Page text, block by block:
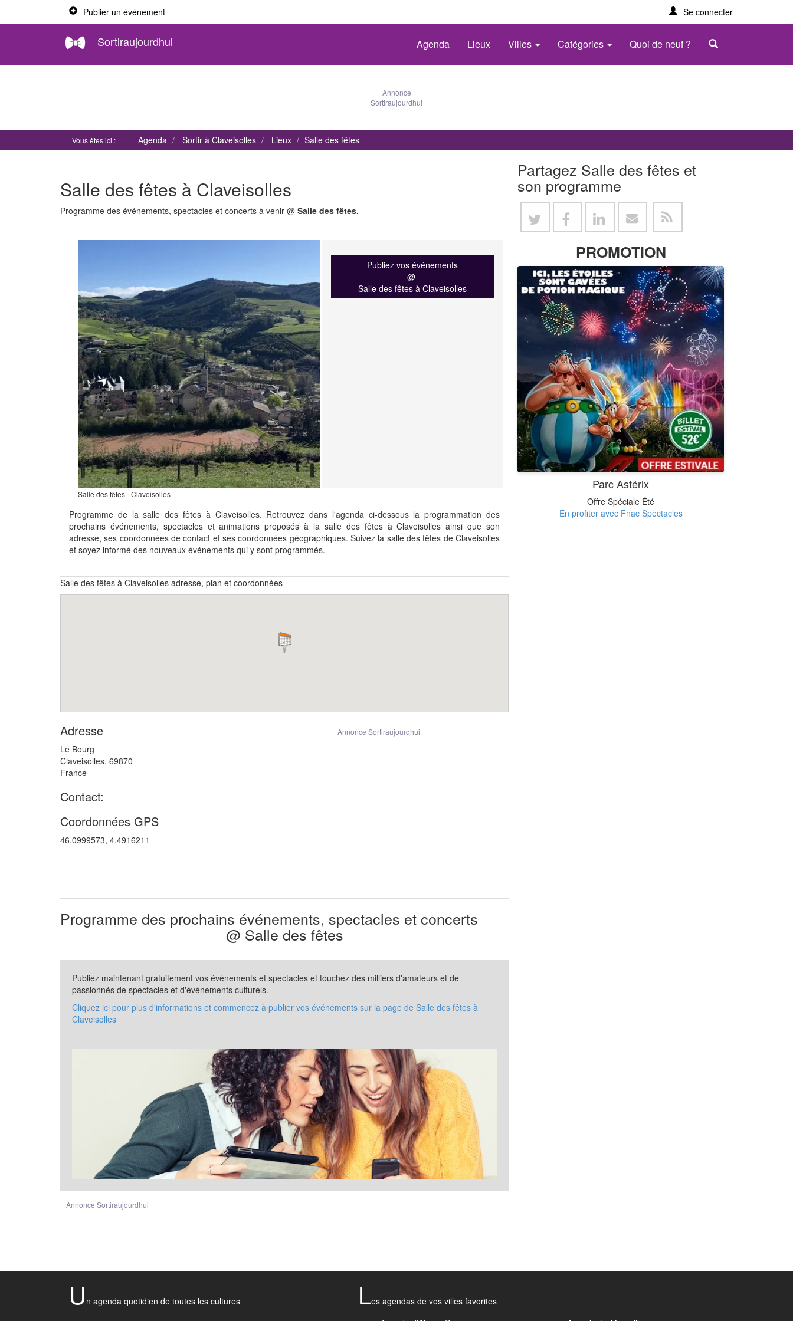
Publier un événement Se connecter
Sortiraujourdhui Agenda Lieux Villes Catégories Quoi de neuf ?
Annonce
Sortiraujourdhui
Vous êtes ici : Agenda Sortir à Claveisolles Lieux Salle des fêtes
Salle des fêtes à Claveisolles
Programme des événements, spectacles et concerts à venir @ Salle des fêtes.
Salle des fêtes - Claveisolles
Publiez vos événements
@
Salle des fêtes à Claveisolles
Programme de la salle des fêtes à Claveisolles. Retrouvez dans l'agenda ci-dessous la programmation des
prochains événements, spectacles et animations proposés à la salle des fêtes à Claveisolles ainsi que son
adresse, ses coordonnées de contact et ses coordonnées géographiques. Suivez la salle des fêtes de Claveisolles
et soyez informé des nouveaux événements qui y sont programmés.
Salle des fêtes à Claveisolles adresse, plan et coordonnées
Annonce Sortiraujourdhui
Adresse
Le Bourg
Claveisolles, 69870
France
Contact:
Coordonnées GPS
46.0999573, 4.4916211
Programme des prochains événements, spectacles et concerts
@ Salle des fêtes
Publiez maintenant gratuitement vos événements et spectacles et touchez des milliers d'amateurs et de
passionnés de spectacles et d'événements culturels.
Cliquez ici pour plus d'informations et commencez à publier vos événements sur la page de Salle des fêtes à
Claveisolles
Annonce Sortiraujourdhui
Partagez Salle des fêtes et
son programme
PROMOTION
Parc Astérix
Offre Spéciale Été
En profiter avec Fnac Spectacles
U n agenda quotidien de toutes les cultures Les agendas de vos villes favorites